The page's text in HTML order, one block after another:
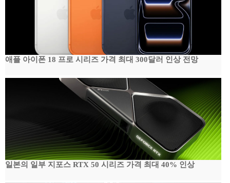
애플 아이폰 18 프로 시리즈 가격 최대 300달러 인상 전망
일본의 일부 지포스 RTX 50 시리즈 가격 최대 40% 인상